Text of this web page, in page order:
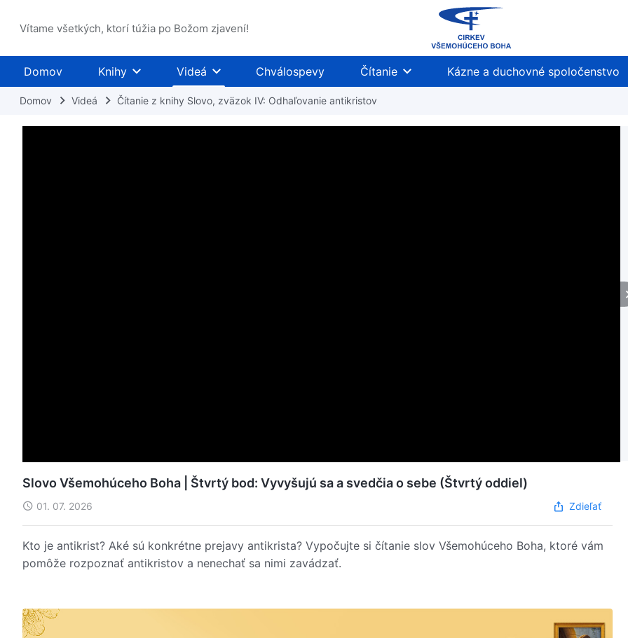
Vítame všetkých, ktorí túžia po Božom zjavení!
Domov Knihy Videá Chválospevy Čítanie Kázne a duchovné spoločenstvo
Domov Videá Čítanie z knihy Slovo, zväzok IV: Odhaľovanie antikristov
Slovo Všemohúceho Boha | Štvrtý bod: Vyvyšujú sa a svedčia o sebe (Štvrtý oddiel)
01. 07. 2026 Zdieľať
Kto je antikrist? Aké sú konkrétne prejavy antikrista? Vypočujte si čítanie slov Všemohúceho Boha, ktoré vám
pomôže rozpoznať antikristov a nenechať sa nimi zavádzať.